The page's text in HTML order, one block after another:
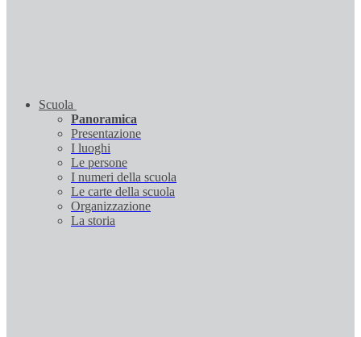
Scuola
Panoramica
Presentazione
I luoghi
Le persone
I numeri della scuola
Le carte della scuola
Organizzazione
La storia